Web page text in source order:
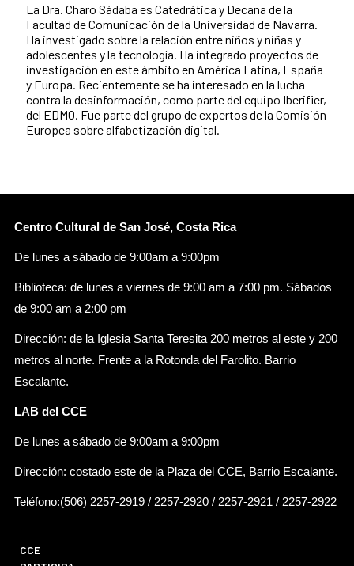
La Dra. Charo Sádaba es Catedrática y Decana de la
Facultad de Comunicación de la Universidad de Navarra.
Ha investigado sobre la relación entre niños y niñas y
adolescentes y la tecnología. Ha integrado proyectos de
investigación en este ámbito en América Latina, España
y Europa. Recientemente se ha interesado en la lucha
contra la desinformación, como parte del equipo Iberifier,
del EDMO. Fue parte del grupo de expertos de la Comisión
Europea sobre alfabetización digital.
Centro Cultural de San José, Costa Rica
De lunes a sábado de 9:00am a 9:00pm
Biblioteca: de lunes a viernes de 9:00 am a 7:00 pm. Sábados
de 9:00 am a 2:00 pm
Dirección: de la Iglesia Santa Teresita 200 metros al este y 200
metros al norte. Frente a la Rotonda del Farolito. Barrio
Escalante.
LAB del CCE
De lunes a sábado de 9:00am a 9:00pm
Dirección: costado este de la Plaza del CCE, Barrio Escalante.
Teléfono:(506) 2257-2919 / 2257-2920 / 2257-2921 / 2257-2922
CCE